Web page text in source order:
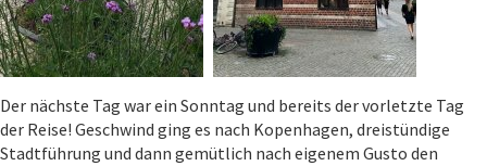
Der nächste Tag war ein Sonntag und bereits der vorletzte Tag
der Reise! Geschwind ging es nach Kopenhagen, dreistündige
Stadtführung und dann gemütlich nach eigenem Gusto den